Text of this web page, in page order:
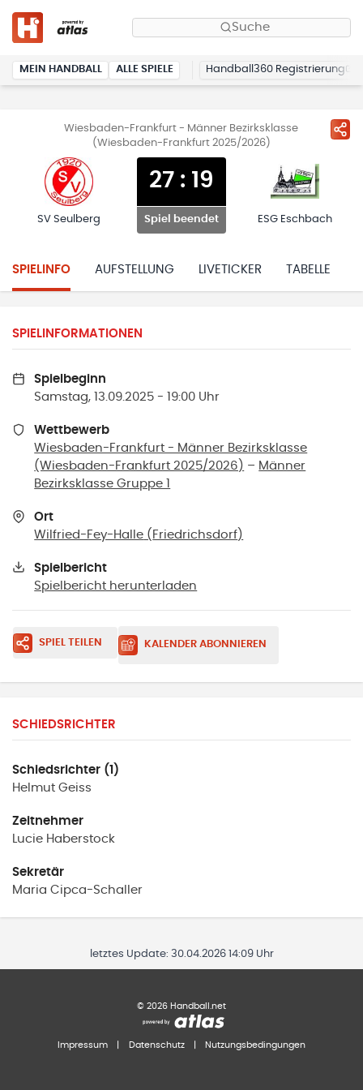
Suche
MEIN HANDBALL ALLE SPIELE Handball360 Registrierung
Wiesbaden-Frankfurt - Männer Bezirksklasse
(Wiesbaden-Frankfurt 2025/2026)
SV Seulberg
27 : 19
Spiel beendet ESG Eschbach
SPIELINFO AUFSTELLUNG LIVETICKER TABELLE
SPIELINFORMATIONEN
Spielbeginn
Samstag, 13.09.2025 - 19:00 Uhr
Wettbewerb
Wiesbaden-Frankfurt - Männer Bezirksklasse
(Wiesbaden-Frankfurt 2025/2026) – Männer
Bezirksklasse Gruppe 1
Ort
Wilfried-Fey-Halle ( Friedrichsdorf )
Spielbericht
Spielbericht herunterladen
SPIEL TEILEN KALENDER ABONNIEREN
SCHIEDSRICHTER
Schiedsrichter (1)
Helmut Geiss
Zeitnehmer
Lucie Haberstock
Sekretär
Maria Cipca-Schaller
letztes Update: 30.04.2026 14:09 Uhr
© 2026 Handball.net
Impressum Datenschutz Nutzungsbedingungen